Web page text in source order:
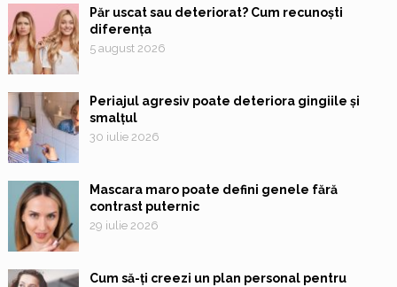
Păr uscat sau deteriorat? Cum recunoști
diferența
5 august 2026
Periajul agresiv poate deteriora gingiile și
smalțul
30 iulie 2026
Mascara maro poate defini genele fără
contrast puternic
29 iulie 2026
Cum să-ți creezi un plan personal pentru